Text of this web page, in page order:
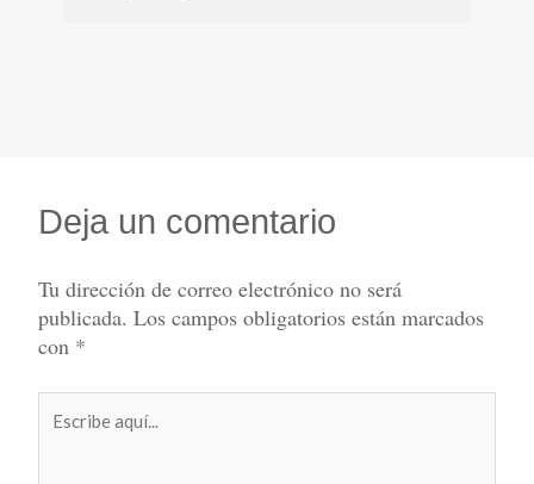
Deja un comentario
Tu dirección de correo electrónico no será
publicada. Los campos obligatorios están marcados
con *
aquí...